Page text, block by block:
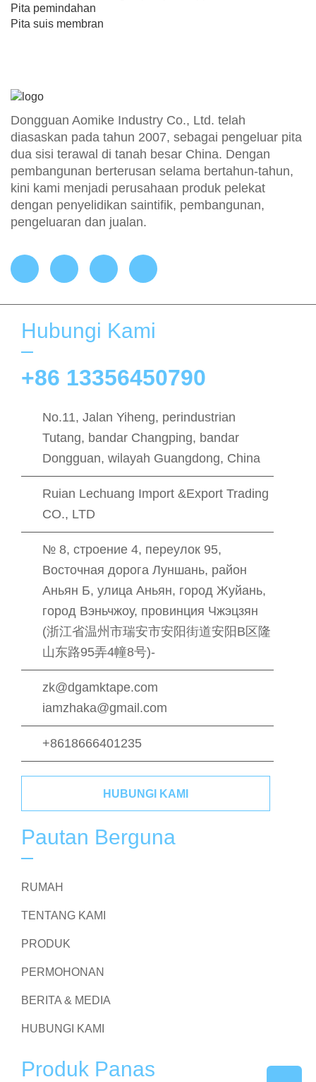
Pita pemindahan
Pita suis membran
Dongguan Aomike Industry Co., Ltd. telah
diasaskan pada tahun 2007, sebagai pengeluar pita
dua sisi terawal di tanah besar China. Dengan
pembangunan berterusan selama bertahun-tahun,
kini kami menjadi perusahaan produk pelekat
dengan penyelidikan saintifik, pembangunan,
pengeluaran dan jualan.
Hubungi Kami
+86 13356450790
No.11, Jalan Yiheng, perindustrian
Tutang, bandar Changping, bandar
Dongguan, wilayah Guangdong, China
Ruian Lechuang Import &Export Trading
CO., LTD
№ 8, строение 4, переулок 95,
Восточная дорога Луншань, район
Аньян Б, улица Аньян, город Жуйань,
город Вэньчжоу, провинция Чжэцзян
(浙江省温州市瑞安市安阳街道安阳B区隆
山东路95弄4幢8号)-
zk@dgamktape.com
iamzhaka@gmail.com
+8618666401235
HUBUNGI KAMI
Pautan Berguna
RUMAH
TENTANG KAMI
PRODUK
PERMOHONAN
BERITA & MEDIA
HUBUNGI KAMI
Produk Panas